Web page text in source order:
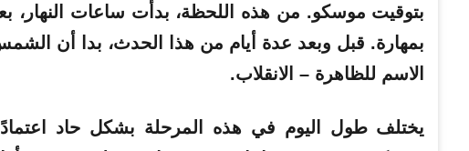
بتوقيت موسكو. من هذه اللحظة، بدأت ساعات النهار،
بمهارة. قبل وبعد عدة أيام من هذا الحدث، بدا أن
الاسم للظاهرة – الانقلاب.
يختلف طول اليوم في هذه المرحلة بشكل حاد